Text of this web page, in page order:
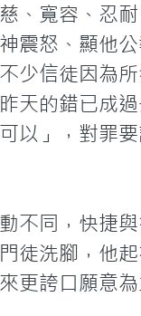
、寬容、忍
震怒、顯他
少信徒因為
天的錯已成
以」，對罪要
不同，快捷
徒洗腳，他
更誇口願意